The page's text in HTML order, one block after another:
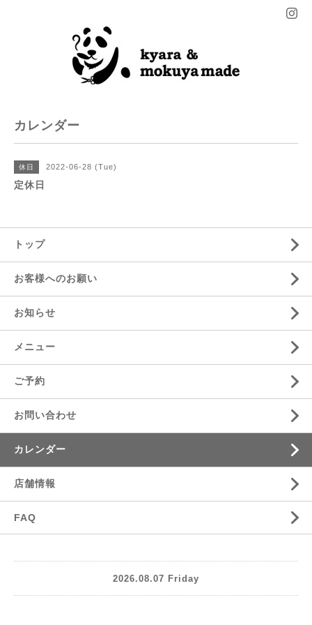
カレンダー
休日 2022-06-28 (Tue)
定休日
トップ
お客様へのお願い
お知らせ
メニュー
ご予約
お問い合わせ
カレンダー
店舗情報
FAQ
2026.08.07 Friday